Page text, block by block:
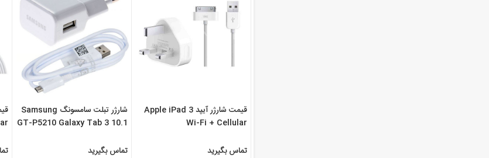
قیمت شارژر آیپد Apple iPad 3
Wi-Fi + Cellular
تماس بگیرید
شارژر تبلت سامسونگ Samsung
GT-P5210 Galaxy Tab 3 10.1
تماس بگیرید